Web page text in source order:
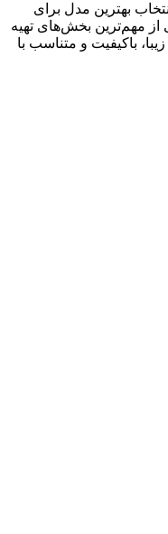
بهترین مدل برای
مهم‌ترین بخش‌های تهیه
باکیفیت و متناسب با